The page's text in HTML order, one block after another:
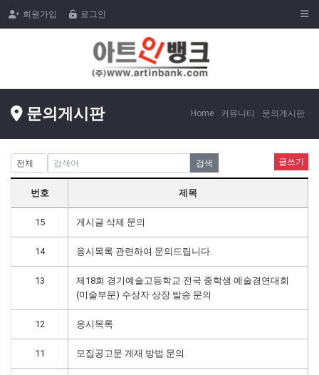
회원가입 로그인
문의게시판 Home 커뮤니티 문의게시판
글쓰기
검색
번호 제목
15 게시글 삭제 문의
14 응시목록 관련하여 문의드립니다.
13
제18회 경기예술고등학교 전국 중학생 예술경연대회
(미술부문) 수상자 상장 발송 문의
12 응시목록
11 모집공고문 게재 방법 문의